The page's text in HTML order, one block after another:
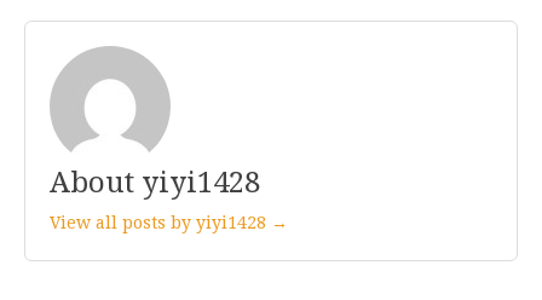
About yiyi1428
View all posts by yiyi1428 →